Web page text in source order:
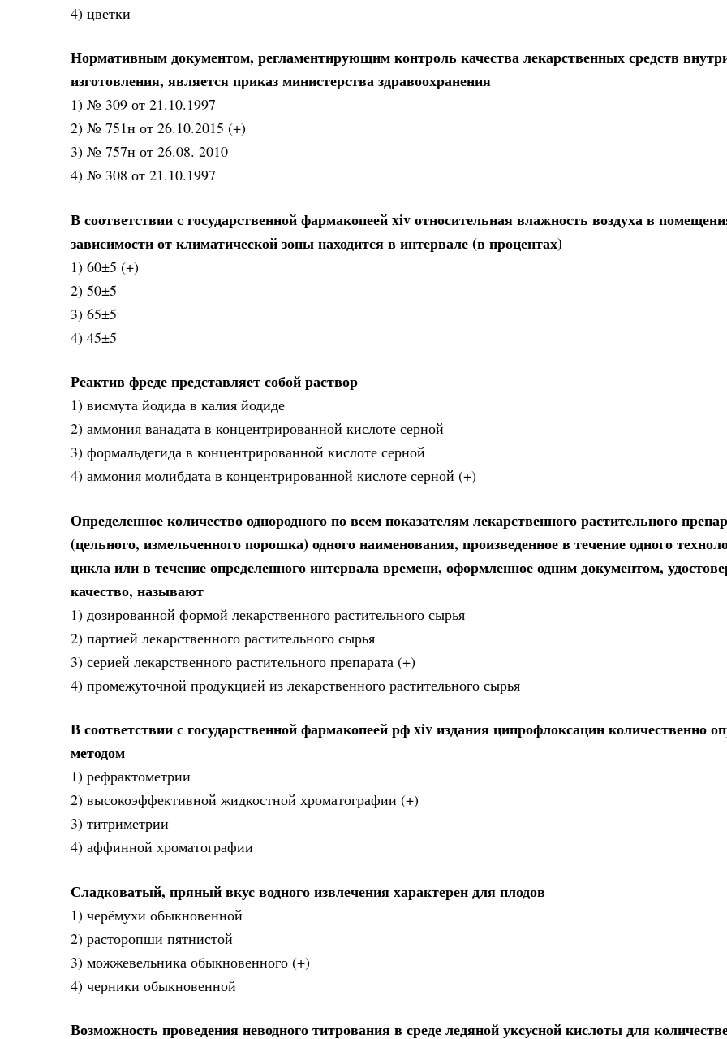
4) цветки
Нормативным документом, регламентирующим контроль качества лекарственных средств
изготовления, является приказ министерства здравоохранения
1) № 309 от 21.10.1997
2) № 751н от 26.10.2015 (+)
3) № 757н от 26.08. 2010
4) № 308 от 21.10.1997
В соответствии с государственной фармакопеей xiv относительная влажность воздуха в
зависимости от климатической зоны находится в интервале (в процентах)
1) 60±5 (+)
2) 50±5
3) 65±5
4) 45±5
Реактив фреде представляет собой раствор
1) висмута йодида в калия йодиде
2) аммония ванадата в концентрированной кислоте серной
3) формальдегида в концентрированной кислоте серной
4) аммония молибдата в концентрированной кислоте серной (+)
Определенное количество однородного по всем показателям лекарственного растительного
(цельного, измельченного порошка) одного наименования, произведенное в течение одного
цикла или в течение определенного интервала времени, оформленное одним документом,
качество, называют
1) дозированной формой лекарственного растительного сырья
2) партией лекарственного растительного сырья
3) серией лекарственного растительного препарата (+)
4) промежуточной продукцией из лекарственного растительного сырья
В соответствии с государственной фармакопеей рф xiv издания ципрофлоксацин количественно
методом
1) рефрактометрии
2) высокоэффективной жидкостной хроматографии (+)
3) титриметрии
4) аффинной хроматографии
Сладковатый, пряный вкус водного извлечения характерен для плодов
1) черёмухи обыкновенной
2) расторопши пятнистой
3) можжевельника обыкновенного (+)
4) черники обыкновенной
Возможность проведения неводного титрования в среде ледяной уксусной кислоты для